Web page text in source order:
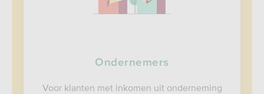
Ondernemers
Voor klanten met inkomen uit onderneming